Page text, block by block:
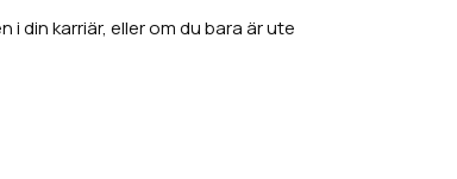
din karriär, eller om du bara är ute